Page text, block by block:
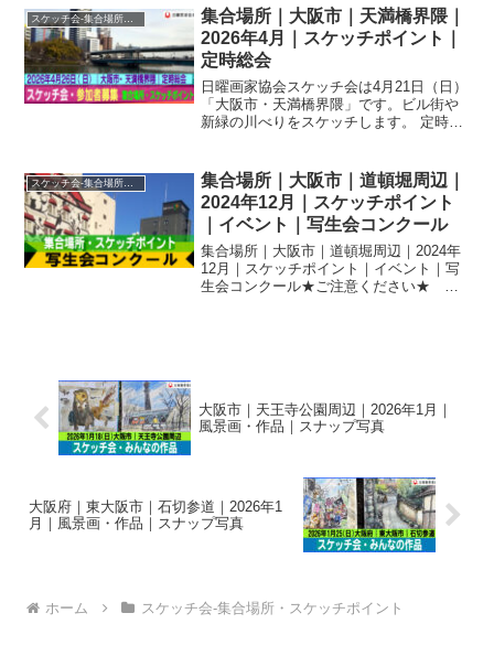
口）もしくは阪急神戸線 神戸三宮駅（東
改札口） ...
集合場所｜大阪市｜天満橋界隈｜
2026年4月｜スケッチポイント｜
定時総会
日曜画家協会スケッチ会は4月21日（日）
「大阪市・天満橋界隈」です。ビル街や
新緑の川べりをスケッチします。 定時総
スケッチ会-集合場所・スケッチポイント
集合場所｜大阪市｜道頓堀周辺｜
2024年12月｜スケッチポイント
｜イベント｜写生会コンクール
集合場所｜大阪市｜道頓堀周辺｜2024年
12月｜スケッチポイント｜イベント｜写
生会コンクール★ご注意ください★ ス
大阪市｜天王寺公園周辺｜2026年1月｜
風景画・作品｜スナップ写真
大阪府｜東大阪市｜石切参道｜2026年1
月｜風景画・作品｜スナップ写真
ホーム スケッチ会-集合場所・スケッチポイント